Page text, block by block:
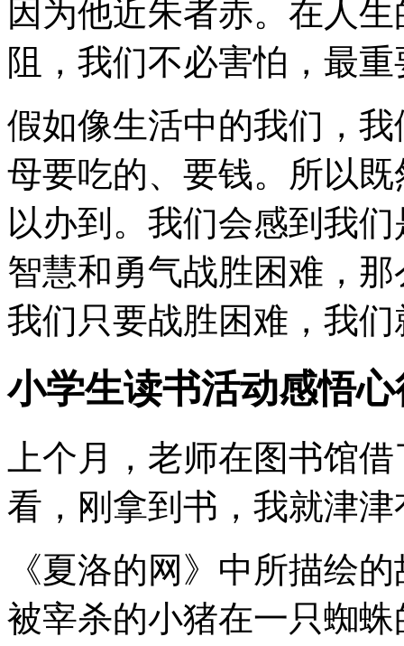
因为他近朱者赤。在人
阻，我们不必害怕，最
假如像生活中的我们，
母要吃的、要钱。所以
以办到。我们会感到我
智慧和勇气战胜困难，
我们只要战胜困难，我
小学生读书活动感悟心
上个月，老师在图书馆
看，刚拿到书，我就津
《夏洛的网》中所描绘
被宰杀的小猪在一只蜘